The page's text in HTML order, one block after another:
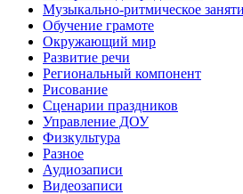
Музыкально-ритмическое
Обучение грамоте
Окружающий мир
Развитие речи
Региональный компонент
Рисование
Сценарии праздников
Управление ДОУ
Физкультура
Разное
Аудиозаписи
Видеозаписи